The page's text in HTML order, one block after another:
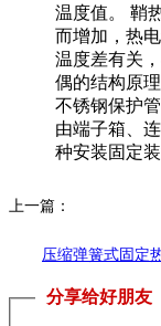
温度值。 鞘
而增加，热
温度差有关
偶的结构原
不锈钢保护
由端子箱、
种安装固定装
上一篇：
压缩弹簧式固定
偶/WRET系列
分享给好朋友